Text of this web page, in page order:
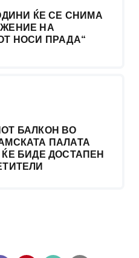
ЌЕ СЕ СНИМА
НА
НОСИ ПРАДА“
БАЛКОН ВО
ПАЛАТА
ЌЕ БИДЕ ДОСТАПЕН